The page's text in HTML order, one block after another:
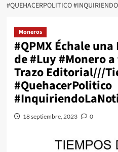
#QUEHACERPOLITICO
Moneros
#QPMX Échale
de #Luy #Monero
Trazo Editorial///
#QuehacerPolitico
18 septiembre, 2023 0